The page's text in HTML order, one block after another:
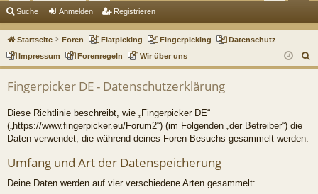
ch
ne
llz
en m ist
rie
Suche Anmelden Registrieren
Startseite Foren Flatpicking Fingerpicking
Datenschutz
Impressum
Forenregeln Wir über uns
u
Fingerpicker DE - Datenschutzerklärung
Diese Richtlinie beschreibt, wie „Fingerpicker DE“
(„https://www.fingerpicker.eu/Forum2“) (im Folgenden „der Betreiber“) die
Daten verwendet, die während deines Foren-Besuchs gesammelt werden.
Umfang und Art der Datenspeicherung
Deine Daten werden auf vier verschiedene Arten gesammelt: